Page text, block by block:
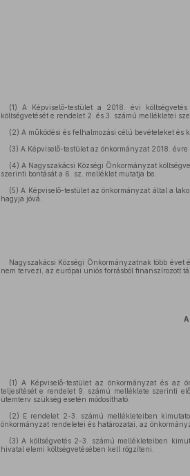
(1) A Képviselő-testület a 2018. évi
költségvetését e rendelet 2. és 3. számú mellékletei
(2) A működési és felhalmozási célú bevételeket és
(3) A Képviselő-testület az önkormányzat 2018.
(4) A Nagyszakácsi Községi Önkormányzat
szerinti bontását a 6. sz. melléklet mutatja be.
(5) A Képviselő-testület az önkormányzat által a
hagyja jóvá.
Nagyszakácsi Községi Önkormányzatnak több
nem tervezi, az európai uniós forrásból finanszírozott
(1) A Képviselő-testület az önkormányzat és az
teljesítését e rendelet 9. számú melléklete szerinti
ütemterv szükség esetén módosítható.
(2) E rendelet 2-3. számú mellékleteiben
önkormányzat rendeletei és határozatai, az
(3) A költségvetés 2-3. számú mellékleteiben
hivatal elemi költségvetésében kell rögzíteni.